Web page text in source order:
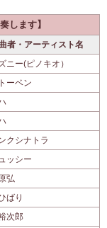
します】
者・アーティスト名
ニー(ピノキオ）
ーベン
クシナトラ
ッシー
弘
ばり
次郎